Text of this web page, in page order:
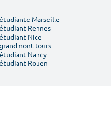
Marseille
Rennes
Nice
tours
Nancy
Rouen